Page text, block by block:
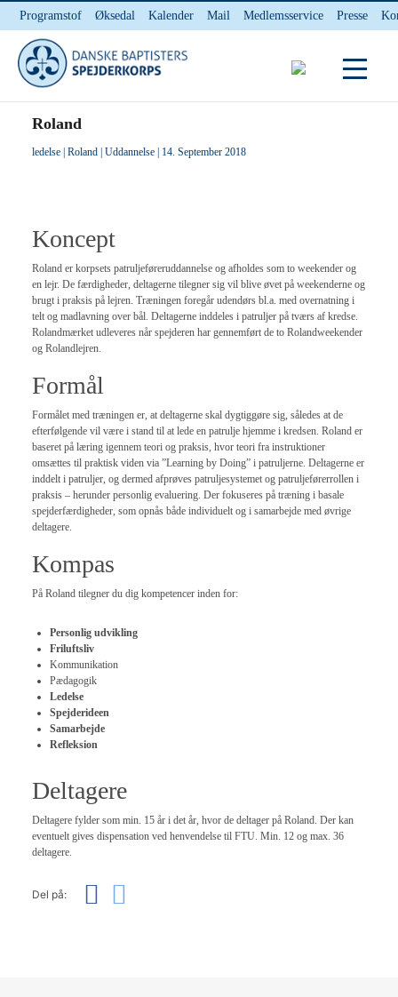
Programstof Øksedal Kalender Mail Medlemsservice Presse
INTERNnet
Du er her:
Roland
ledelse| Roland| Uddannelse| 14. September 2018
Koncept
Roland er korpsets patruljeføreruddannelse og afholdes som to weekender og
en lejr. De færdigheder, deltagerne tilegner sig vil blive øvet på weekenderne og
brugt i praksis på lejren. Træningen foregår udendørs bl.a. med overnatning i
telt og madlavning over bål. Deltagerne inddeles i patruljer på tværs af kredse.
Rolandmærket udleveres når spejderen har gennemført de to Rolandweekender
og Rolandlejren.
Formål
Formålet med træningen er, at deltagerne skal dygtiggøre sig, således at de
efterfølgende vil være i stand til at lede en patrulje hjemme i kredsen. Roland er
baseret på læring igennem teori og praksis, hvor teori fra instruktioner
omsættes til praktisk viden via ”Learning by Doing” i patruljerne. Deltagerne er
inddelt i patruljer, og dermed afprøves patruljesystemet og patruljeførerrollen i
praksis – herunder personlig evaluering. Der fokuseres på træning i basale
spejderfærdigheder, som opnås både individuelt og i samarbejde med øvrige
deltagere.
Kompas
På Roland tilegner du dig kompetencer inden for:
Personlig udvikling
Friluftsliv
Kommunikation
Pædagogik
Ledelse
Spejderideen
Samarbejde
Refleksion
Deltagere
Deltagere fylder som min. 15 år i det år, hvor de deltager på Roland. Der kan
eventuelt gives dispensation ved henvendelse til FTU. Min. 12 og max. 36
deltagere.
Del på: